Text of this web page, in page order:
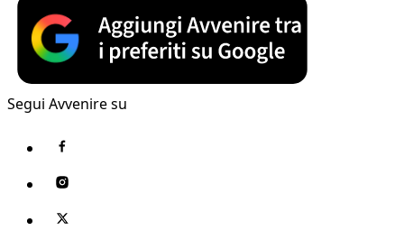
Segui Avvenire su